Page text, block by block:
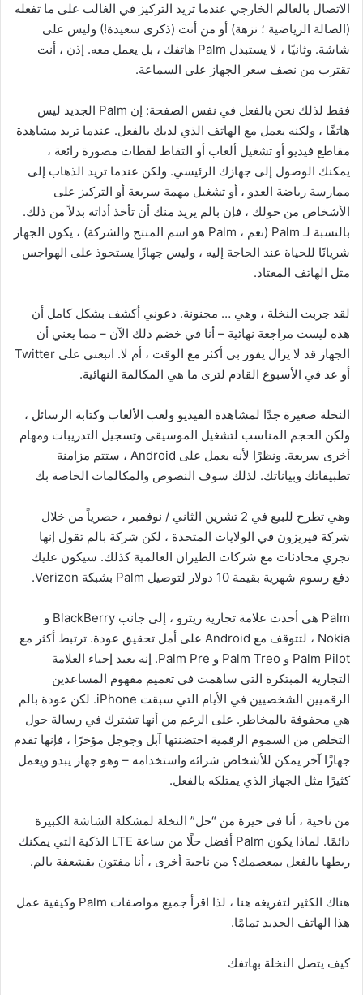
الاتصال بالعالم الخارجي عندما تريد التركيز في الغالب على ما تفعله
(الصالة الرياضية ؛ نزهة) أو من أنت (ذكرى سعيدة!) وليس على
شاشة. وثانيًا ، لا يستبدل Palm هاتفك ، بل يعمل معه. إذن ، أنت
تقترب من نصف سعر الجهاز على السماعة.
فقط لذلك نحن بالفعل في نفس الصفحة: إن Palm الجديد ليس
هاتفًا ، ولكنه يعمل مع الهاتف الذي لديك بالفعل. عندما تريد مشاهدة
مقاطع فيديو أو تشغيل ألعاب أو التقاط لقطات مصورة رائعة ،
يمكنك الوصول إلى جهازك الرئيسي. ولكن عندما تريد الذهاب إلى
ممارسة رياضة العدو ، أو تشغيل مهمة سريعة أو التركيز على
الأشخاص من حولك ، فإن بالم يريد منك أن تأخذ أداته بدلاً من ذلك.
بالنسبة لـ Palm (نعم ، Palm هو اسم المنتج والشركة) ، يكون الجهاز
شريانًا للحياة عند الحاجة إليه ، وليس جهازًا يستحوذ على الهواجس
مثل الهاتف المعتاد.
لقد جربت النخلة ، وهي … مجنونة. دعوني أكشف بشكل كامل أن
هذه ليست مراجعة نهائية – أنا في خضم ذلك الآن – مما يعني أن
الجهاز قد لا يزال يفوز بي أكثر مع الوقت ، أم لا. اتبعني على Twitter
أو عد في الأسبوع القادم لترى ما هي المكالمة النهائية.
النخلة صغيرة جدًا لمشاهدة الفيديو ولعب الألعاب وكتابة الرسائل ،
ولكن الحجم المناسب لتشغيل الموسيقى وتسجيل التدريبات ومهام
أخرى سريعة. ونظرًا لأنه يعمل على Android ، ستتم مزامنة
تطبيقاتك وبياناتك. لذلك سوف النصوص والمكالمات الخاصة بك
وهي تطرح للبيع في 2 تشرين الثاني / نوفمبر ، حصرياً من خلال
شركة فيريزون في الولايات المتحدة ، لكن شركة بالم تقول إنها
تجري محادثات مع شركات الطيران العالمية كذلك. سيكون عليك
دفع رسوم شهرية بقيمة 10 دولار لتوصيل Palm بشبكة Verizon.
Palm هي أحدث علامة تجارية ريترو ، إلى جانب BlackBerry و
Nokia ، لتتوقف مع Android على أمل تحقيق عودة. ترتبط أكثر مع
Palm Pilot و Palm Treo و Palm Pre. إنه يعيد إحياء العلامة
التجارية المبتكرة التي ساهمت في تعميم مفهوم المساعدين
الرقميين الشخصيين في الأيام التي سبقت iPhone. لكن عودة بالم
هي محفوفة بالمخاطر. على الرغم من أنها تشترك في رسالة حول
التخلص من السموم الرقمية احتضنتها آبل وجوجل مؤخرًا ، فإنها تقدم
جهازًا آخر يمكن للأشخاص شرائه واستخدامه – وهو جهاز يبدو ويعمل
كثيرًا مثل الجهاز الذي يمتلكه بالفعل.
من ناحية ، أنا في حيرة من “حل” النخلة لمشكلة الشاشة الكبيرة
دائمًا. لماذا يكون Palm أفضل حلًا من ساعة LTE الذكية التي يمكنك
ربطها بالفعل بمعصمك؟ من ناحية أخرى ، أنا مفتون بقشعفة بالم.
هناك الكثير لتفريغه هنا ، لذا اقرأ جميع مواصفات Palm وكيفية عمل
هذا الهاتف الجديد تمامًا.
كيف يتصل النخلة بهاتفك